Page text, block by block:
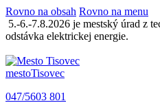
Rovno na obsah Rovno na menu
5.-6.-7.8.2026 je mestský úrad z
odstávka elektrickej energie.
mestoTisovec
047/5603 801